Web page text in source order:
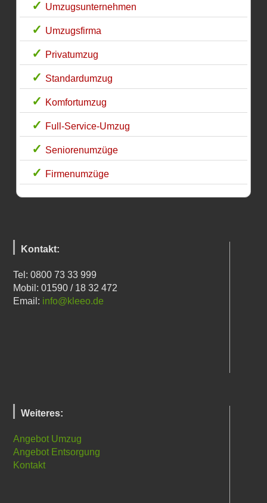
Umzugsunternehmen
Umzugsfirma
Privatumzug
Standardumzug
Komfortumzug
Full-Service-Umzug
Seniorenumzüge
Firmenumzüge
Kontakt:
Tel: 0800 73 33 999
Mobil: 01590 / 18 32 472
Email: info@kleeo.de
Weiteres:
Angebot Umzug
Angebot Entsorgung
Kontakt